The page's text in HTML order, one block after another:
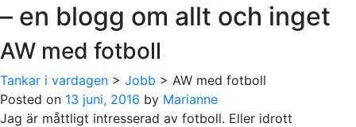
– en blogg om allt och inget
AW med fotboll
Tankar i vardagen > Jobb > AW med fotboll
Posted on 13 juni, 2016 by Marianne
Jag är måttligt intresserad av fotboll. Eller idrott